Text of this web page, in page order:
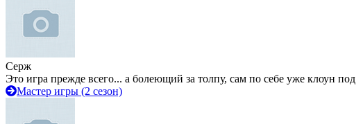
Серж
Это игра прежде всего... а болеющий за толпу, сам по себе уже клоун под
Мастер игры (2 сезон)